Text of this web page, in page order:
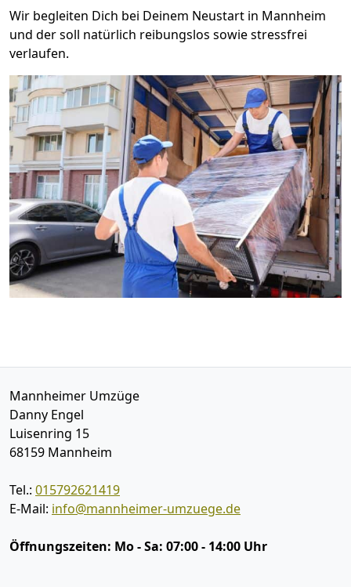
Wir begleiten Dich bei Deinem Neustart in Mannheim
und der soll natürlich reibungslos sowie stressfrei
verlaufen.
Mannheimer Umzüge
Danny Engel
Luisenring 15
68159 Mannheim
Tel.: 015792621419
E-Mail: info@mannheimer-umzuege.de
Öffnungszeiten: Mo - Sa: 07:00 - 14:00 Uhr